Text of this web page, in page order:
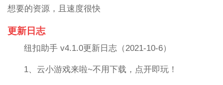
想要的资源，且速度很快
更新日志
纽扣助手 v4.1.0更新日志（2021-10-6）
1、云小游戏来啦~不用下载，点开即玩！